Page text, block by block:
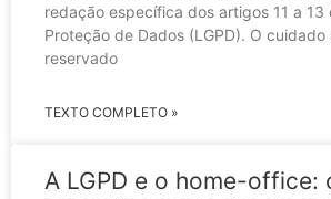
redação específica dos artigos 11 a 13
Proteção de Dados (LGPD). O cuidado
reservado
TEXTO COMPLETO »
A LGPD e o home-office: